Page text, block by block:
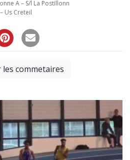
A – S/l La Postillonn
Us Creteil
les commetaires